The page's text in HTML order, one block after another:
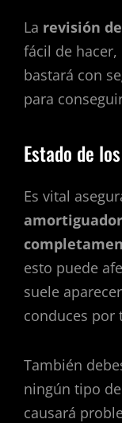
La revisión
fácil de
bastará con
para
Estado de
Es vital
esto puede
suele
conduces por
También
ningún tipo
causará